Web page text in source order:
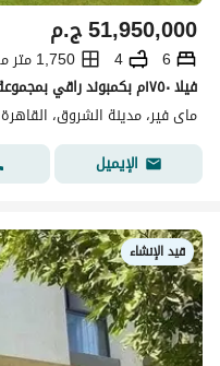
ج.م51,950,000
6
4
1,750 متر مربع
فيلا ١٧٥٠م بكمبوند راقي بمجموعة طلعت مصطفي ماي فير
ماى فير، مدينة الشروق، القاهرة
الإيميل
قيد الإنشاء